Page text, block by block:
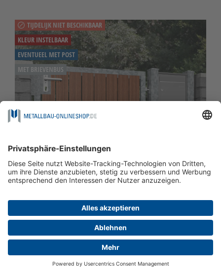
TIJDELIJK NIET BESCHIKBAAR
KLEUR INSTELBAAR
EVENTUEEL MET POST
MET BRIEVENBUS
Verzinkte tuindeur 1-vleugelig HFS, GE, BK
vanaf€ 3.511,33